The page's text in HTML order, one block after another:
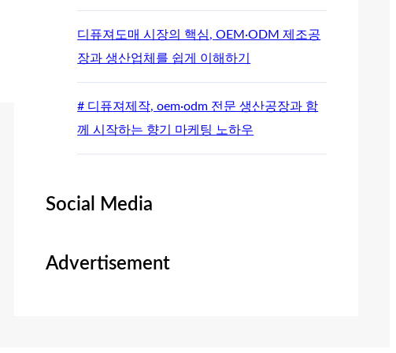
디퓨져도매 시장의 핵심, OEM·ODM 제조공
장과 생산업체를 쉽게 이해하기
# 디퓨져제작, oem·odm 전문 생산공장과 함
께 시작하는 향기 마케팅 노하우
Social Media
Advertisement